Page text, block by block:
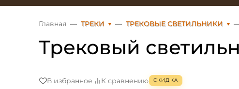
Главная ТРЕКИ ТРЕКОВЫЕ СВЕТИЛЬНИКИ
Трековый
В избранное К сравнению СКИДКА